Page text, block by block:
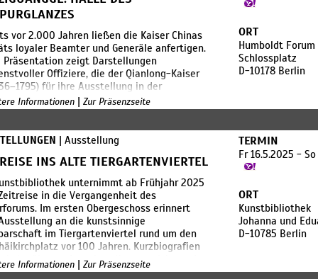
sind umfangreiche
das Stammhaus der Stiftung
Berlin für voraussichtlich vier Jahre.
während dieser Zeit bedeutende Schätze
präsentieren zu können,
gemeinsam die Idee, ausgewählte Werke
„Kunst in Berlin 1880-
zu int
vor 2.000 Jahren ließen die Kaiser Chinas
loyaler Beamter und Generäle anfertigen.
Präsentation zeigt Darstellungen
Offiziere, die der Qianlong-Kaiser
für ihre Ausstellung in der
Ziguangge in Auftrag gegeben hatte,
Macht und Legitimität zu demonstrieren.
liegt neben der Verbotenen Stadt in
und ist ein zweistöckiger Pavillon. Während
des Qianlong-Kaisers (reg. 1736–
war die Halle ein Ort, an dem militärische
und Bankette stattfanden und
der kaiserlichen militärischen
und Porträts verdienstvoller Offiziere
waren.
ORT
Humboldt Forum
Schlossplatz
D-10178 Berlin
Informationen | Zur Präsenzseite
| Ausstellung
INS ALTE TIERGARTENVIERTEL
unternimmt ab Frühjahr 2025
in die Vergangenheit des
Im ersten Obergeschoss erinnert
an die kunstsinnige
im Tiergartenviertel rund um den
vor 100 Jahren. Kurzbiografien
berühmter Anwohner*innen zeichnen das
faszinierenden Kreativszene und Kultur-
TERMIN
Fr 16.5.2025 -
ORT
Kunstbibliothek
Johanna und
D-10785 Berlin
Informationen | Zur Präsenzseite